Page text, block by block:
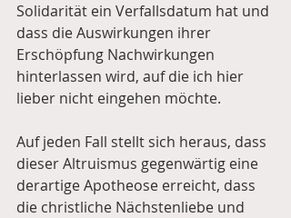
Solidarität ein Verfallsdatum hat und
dass die Auswirkungen ihrer
Erschöpfung Nachwirkungen
hinterlassen wird, auf die ich hier
lieber nicht eingehen möchte.
Auf jeden Fall stellt sich heraus, dass
dieser Altruismus gegenwärtig eine
derartige Apotheose erreicht, dass
die christliche Nächstenliebe und